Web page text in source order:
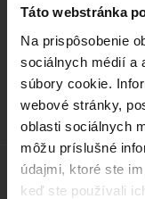
Táto webstránka
Na prispôsobenie
sociálnych médií a
súbory cookie.
webové stránky,
oblasti sociálnych
môžu príslušné
údajmi, ktoré ste
keď ste používali
Materiály